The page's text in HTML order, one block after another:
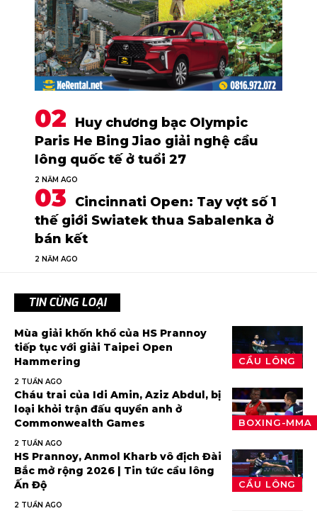
Huy chương bạc Olympic
Paris He Bing Jiao giải nghệ cầu
lông quốc tế ở tuổi 27
2 NĂM AGO
Cincinnati Open: Tay vợt số 1
thế giới Swiatek thua Sabalenka ở
bán kết
2 NĂM AGO
TIN CÙNG LOẠI
CẦU LÔNG
Mùa giải khốn khổ của HS Prannoy
tiếp tục với giải Taipei Open
Hammering
2 TUẦN AGO
BOXING-MMA
Cháu trai của Idi Amin, Aziz Abdul, bị
loại khỏi trận đấu quyền anh ở
Commonwealth Games
2 TUẦN AGO
CẦU LÔNG
HS Prannoy, Anmol Kharb vô địch Đài
Bắc mở rộng 2026 | Tin tức cầu lông
Ấn Độ
2 TUẦN AGO